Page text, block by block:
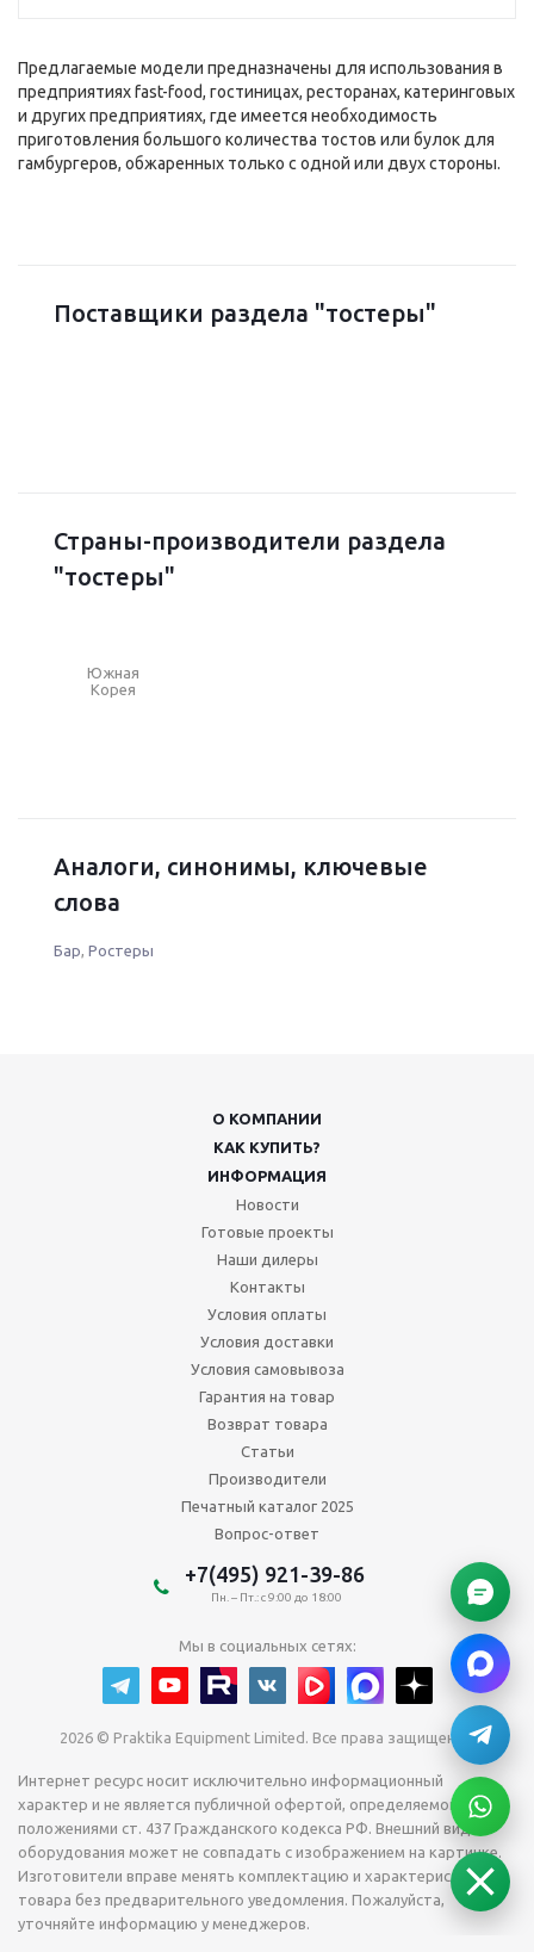
Предлагаемые модели предназначены для использования в
предприятиях fast-food, гостиницах, ресторанах, катеринговых
и других предприятиях, где имеется необходимость
приготовления большого количества тостов или булок для
гамбургеров, обжаренных только с одной или двух стороны.
Поставщики раздела "тостеры"
Страны-производители раздела
"тостеры"
Южная
Корея
Аналоги, синонимы, ключевые
слова
Бар Ростеры
О КОМПАНИИ
КАК КУПИТЬ?
ИНФОРМАЦИЯ
Новости
Готовые проекты
Наши дилеры
Контакты
Условия оплаты
Условия доставки
Условия самовывоза
Гарантия на товар
Возврат товара
Статьи
Производители
Печатный каталог 2025
Вопрос-ответ
+7(495) 921-39-86
Пн. – Пт.: с 9:00 до 18:00
Мы в социальных сетях:
2026 © Praktika Equipment Limited. Все права защищены.
Интернет ресурс носит исключительно информационный
характер и не является публичной офертой, определяемой
положениями ст. 437 Гражданского кодекса РФ. Внешний вид
оборудования может не совпадать с изображением на картинке.
Изготовители вправе менять комплектацию и характеристики
товара без предварительного уведомления. Пожалуйста,
уточняйте информацию у менеджеров.